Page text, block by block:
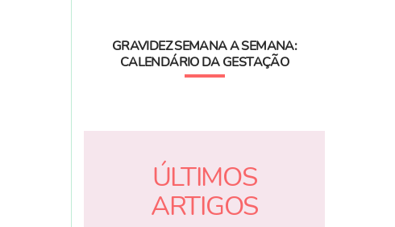
GRAVIDEZ SEMANA A SEMANA:
CALENDÁRIO DA GESTAÇÃO
ÚLTIMOS
ARTIGOS